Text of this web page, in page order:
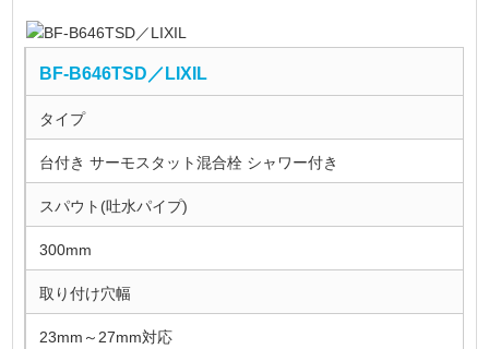
BF-B646TSD／LIXIL
タイプ
台付き サーモスタット混合栓 シャワー付き
スパウト(吐水パイプ)
300mm
取り付け穴幅
23mm～27mm対応